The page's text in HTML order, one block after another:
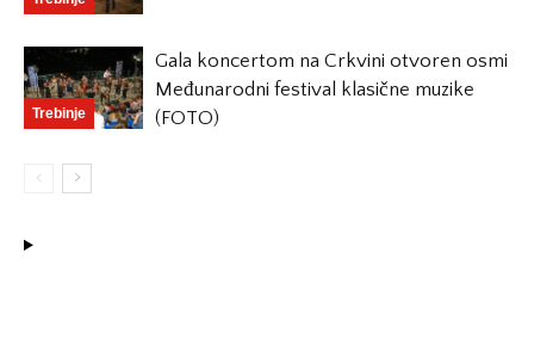
Trebinje
Gala koncertom na Crkvini otvoren osmi
Međunarodni festival klasične muzike
(FOTO)